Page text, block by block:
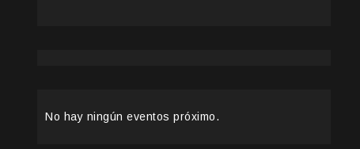
No hay ningún eventos próximo.